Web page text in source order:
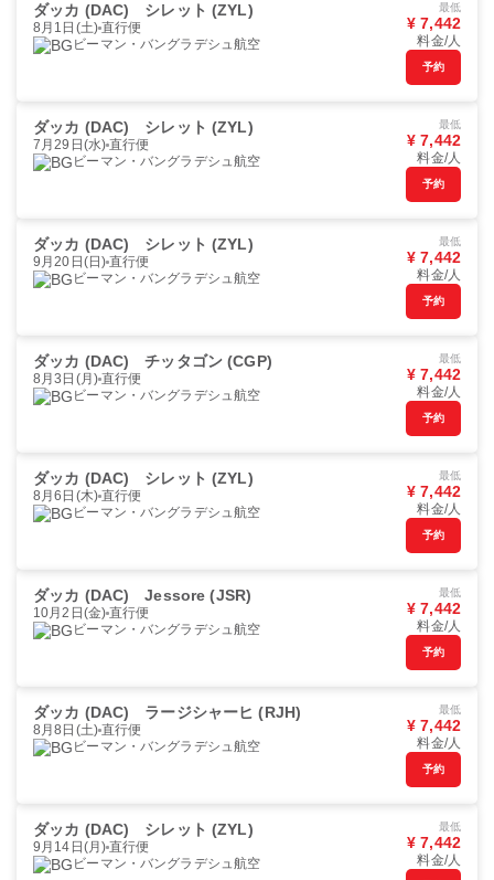
ダッカ (DAC) シレット (ZYL)
8月1日(土) 直行便
ビーマン・バングラデシュ航空
最低
¥ 7,442
料金/人
予約
ダッカ (DAC) シレット (ZYL)
7月29日(水) 直行便
ビーマン・バングラデシュ航空
最低
¥ 7,442
料金/人
予約
ダッカ (DAC) シレット (ZYL)
9月20日(日) 直行便
ビーマン・バングラデシュ航空
最低
¥ 7,442
料金/人
予約
ダッカ (DAC) チッタゴン (CGP)
8月3日(月) 直行便
ビーマン・バングラデシュ航空
最低
¥ 7,442
料金/人
予約
ダッカ (DAC) シレット (ZYL)
8月6日(木) 直行便
ビーマン・バングラデシュ航空
最低
¥ 7,442
料金/人
予約
ダッカ (DAC) Jessore (JSR)
10月2日(金) 直行便
ビーマン・バングラデシュ航空
最低
¥ 7,442
料金/人
予約
ダッカ (DAC) ラージシャーヒ (RJH)
8月8日(土) 直行便
ビーマン・バングラデシュ航空
最低
¥ 7,442
料金/人
予約
ダッカ (DAC) シレット (ZYL)
9月14日(月) 直行便
ビーマン・バングラデシュ航空
最低
¥ 7,442
料金/人